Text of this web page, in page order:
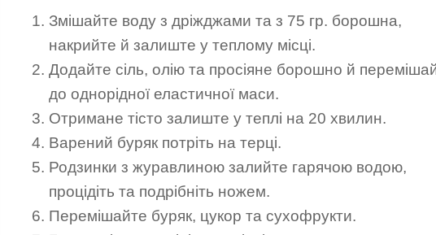
Змішайте воду з дріжджами та з 75 гр. борошна,
накрийте й залиште у теплому місці.
Додайте сіль, олію та просіяне борошно й
до однорідної еластичної маси.
Отримане тісто залиште у теплі на 20 хвилин.
Варений буряк потріть на терці.
Родзинки з журавлиною залийте гарячою водою,
процідіть та подрібніть ножем.
Перемішайте буряк, цукор та сухофрукти.